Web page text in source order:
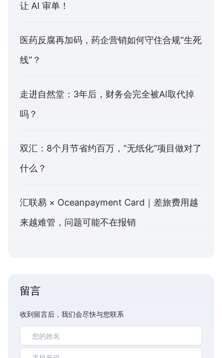
让 AI 审单！
医药反腐再加码，药企营销如何守住合规“生死
线”？
走进自然堂：3年后，财务会完全被AI取代掉
吗？
双汇：8个月节省约百万，“无纸化”项目做对了
什么？
汇联易 × Oceanpayment Card｜差旅费用越
来越难管，问题可能不在报销
留言
收到留言后，我们会尽快与您联系